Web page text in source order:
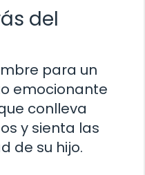
del
para un
emocionante
conlleva
y sienta las
de su hijo.